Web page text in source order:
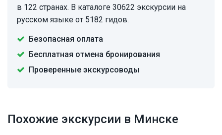
в 122 странах. В каталоге 30622 экскурсии на
русском языке от 5182 гидов.
Безопасная оплата
Бесплатная отмена бронирования
Проверенные экскурсоводы
Похожие экскурсии в Минске